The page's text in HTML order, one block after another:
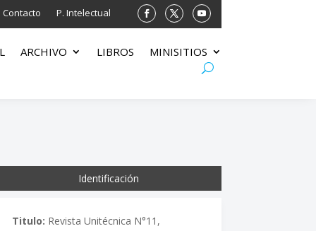
Contacto P. Intelectual
ARCHIVO LIBROS MINISITIOS
Identificación
Titulo: Revista Unitécnica N°11,